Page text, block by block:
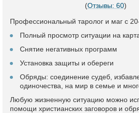
(Отзывы: 60)
Профессиональный таролог и маг с
Полный просмотр ситуации на
Снятие негативных программ
Установка защиты и обереги
Обряды: соединение судеб,
одиночества, на мир в семье и
Любую жизненную ситуацию можно
помощи христианских заговоров и